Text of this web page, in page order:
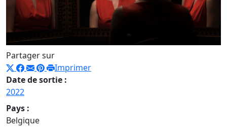
Partager sur
Imprimer
Date de sortie :
2022
Pays :
Belgique